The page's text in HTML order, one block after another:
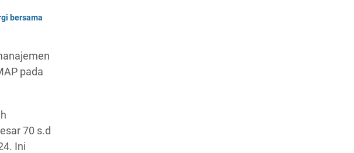
bersama
pada
70 s.d
Ini